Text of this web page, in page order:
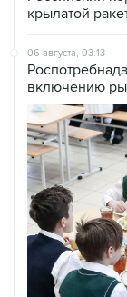
06 августа, 03:13
включению